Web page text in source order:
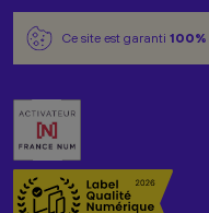
Ce site est garanti